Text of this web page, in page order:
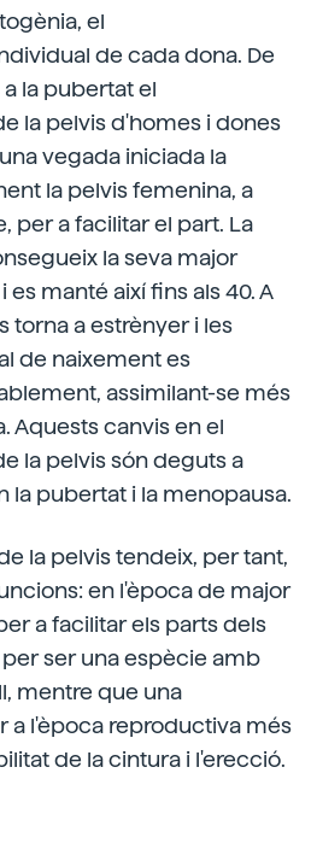
el
de cada dona. De
la pubertat el
la pelvis d'homes i dones
vegada iniciada la
la pelvis femenina, a
per a facilitar el part. La
la seva major
es manté així fins als 40. A
torna a estrènyer i les
de naixement es
assimilant-se més
Aquests canvis en el
la pelvis són deguts a
la pubertat i la menopausa.
la pelvis tendeix, per tant,
en l'època de major
a facilitar els parts dels
ser una espècie amb
mentre que una
a l'època reproductiva més
de la cintura i l'erecció.